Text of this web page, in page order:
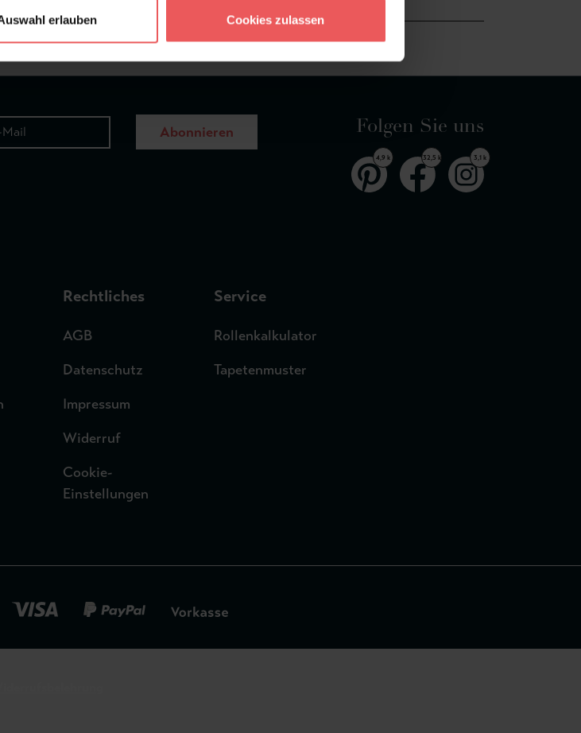
erlauben Cookies zulassen
Abonnieren Folgen Sie uns
4,9 k 32,5 k 3,1 k
Rechtliches
AGB
Datenschutz
Impressum
Widerruf
Cookie-
Einstellungen
Service
Rollenkalkulator
Tapetenmuster